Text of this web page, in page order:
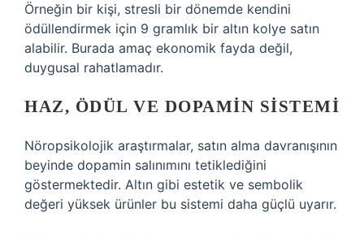
Örneğin bir kişi, stresli bir dönemde kendini
ödüllendirmek için 9 gramlık bir altın kolye satın
alabilir. Burada amaç ekonomik fayda değil,
duygusal rahatlamadır.
HAZ, ÖDÜL VE DOPAMIN SISTEMI
Nöropsikolojik araştırmalar, satın alma davranışının
beyinde dopamin salınımını tetiklediğini
göstermektedir. Altın gibi estetik ve sembolik
değeri yüksek ürünler bu sistemi daha güçlü uyarır.